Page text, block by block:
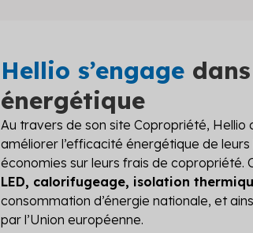
Hellio s’engage
énergétique
Au travers de son site Copropriété, Hellio
améliorer l’efficacité énergétique de
économies sur leurs frais de copropriété.
LED, calorifugeage, isolation
consommation d’énergie nationale, et
par l’Union européenne.